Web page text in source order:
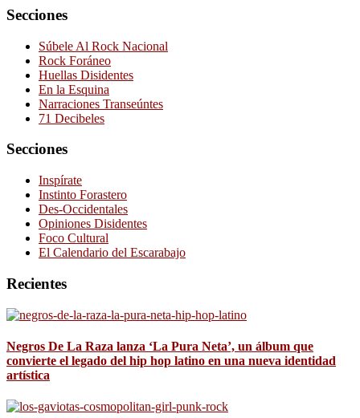
Secciones
Súbele Al Rock Nacional
Rock Foráneo
Huellas Disidentes
En la Esquina
Narraciones Transeúntes
71 Decibeles
Secciones
Inspírate
Instinto Forastero
Des-Occidentales
Opiniones Disidentes
Foco Cultural
El Calendario del Escarabajo
Recientes
Negros De La Raza lanza ‘La Pura Neta’, un álbum que
convierte el legado del hip hop latino en una nueva identidad
artística